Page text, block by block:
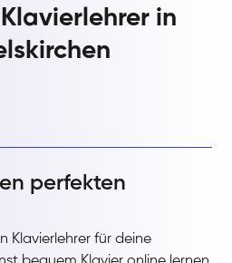
in
perfekten
Klavierlehrer für deine